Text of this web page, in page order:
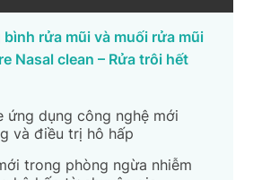
rửa mũi và muối rửa mũi
Nasal clean – Rửa trôi hết
ứng dụng công nghệ mới
và điều trị hô hấp
trong phòng ngừa nhiễm